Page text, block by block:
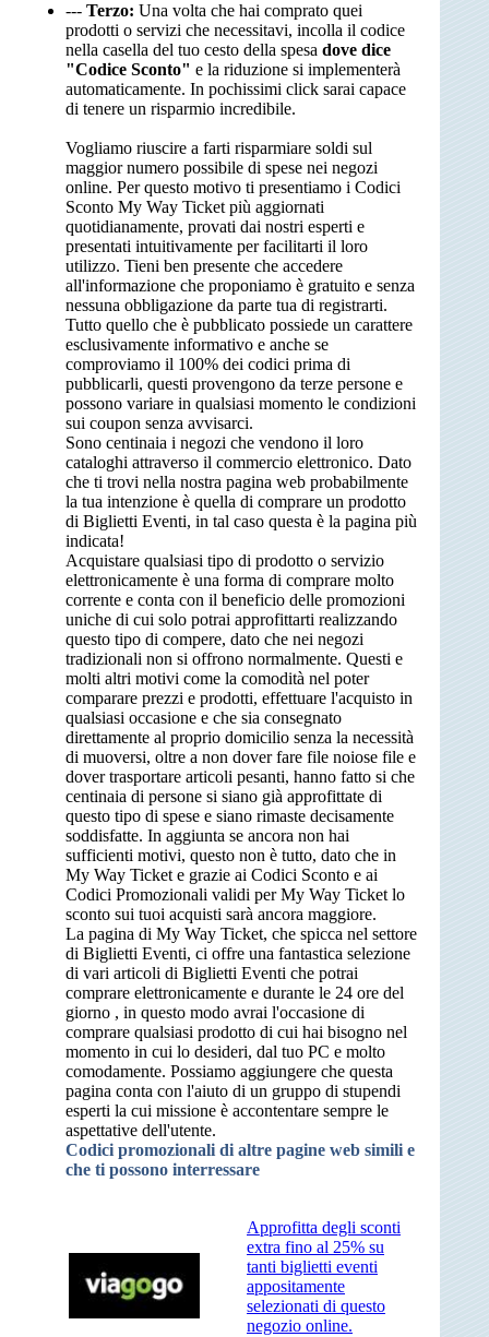
--- Terzo: Una volta che hai comprato quei
prodotti o servizi che necessitavi, incolla il codice
nella casella del tuo cesto della spesa dove dice
"Codice Sconto" e la riduzione si implementerà
automaticamente. In pochissimi click sarai capace
di tenere un risparmio incredibile.
Vogliamo riuscire a farti risparmiare soldi sul
maggior numero possibile di spese nei negozi
online. Per questo motivo ti presentiamo i Codici
Sconto My Way Ticket più aggiornati
quotidianamente, provati dai nostri esperti e
presentati intuitivamente per facilitarti il loro
utilizzo. Tieni ben presente che accedere
all'informazione che proponiamo è gratuito e senza
nessuna obbligazione da parte tua di registrarti.
Tutto quello che è pubblicato possiede un carattere
esclusivamente informativo e anche se
comproviamo il 100% dei codici prima di
pubblicarli, questi provengono da terze persone e
possono variare in qualsiasi momento le condizioni
sui coupon senza avvisarci.
Sono centinaia i negozi che vendono il loro
cataloghi attraverso il commercio elettronico. Dato
che ti trovi nella nostra pagina web probabilmente
la tua intenzione è quella di comprare un prodotto
di Biglietti Eventi, in tal caso questa è la pagina più
indicata!
Acquistare qualsiasi tipo di prodotto o servizio
elettronicamente è una forma di comprare molto
corrente e conta con il beneficio delle promozioni
uniche di cui solo potrai approfittarti realizzando
questo tipo di compere, dato che nei negozi
tradizionali non si offrono normalmente. Questi e
molti altri motivi come la comodità nel poter
comparare prezzi e prodotti, effettuare l'acquisto in
qualsiasi occasione e che sia consegnato
direttamente al proprio domicilio senza la necessità
di muoversi, oltre a non dover fare file noiose file e
dover trasportare articoli pesanti, hanno fatto si che
centinaia di persone si siano già approfittate di
questo tipo di spese e siano rimaste decisamente
soddisfatte. In aggiunta se ancora non hai
sufficienti motivi, questo non è tutto, dato che in
My Way Ticket e grazie ai Codici Sconto e ai
Codici Promozionali validi per My Way Ticket lo
sconto sui tuoi acquisti sarà ancora maggiore.
La pagina di My Way Ticket, che spicca nel settore
di Biglietti Eventi, ci offre una fantastica selezione
di vari articoli di Biglietti Eventi che potrai
comprare elettronicamente e durante le 24 ore del
giorno , in questo modo avrai l'occasione di
comprare qualsiasi prodotto di cui hai bisogno nel
momento in cui lo desideri, dal tuo PC e molto
comodamente. Possiamo aggiungere che questa
pagina conta con l'aiuto di un gruppo di stupendi
esperti la cui missione è accontentare sempre le
aspettative dell'utente.
Codici promozionali di altre pagine web simili e
che ti possono interressare
Approfitta degli sconti
extra fino al 25% su
tanti biglietti eventi
appositamente
selezionati di questo
negozio online.